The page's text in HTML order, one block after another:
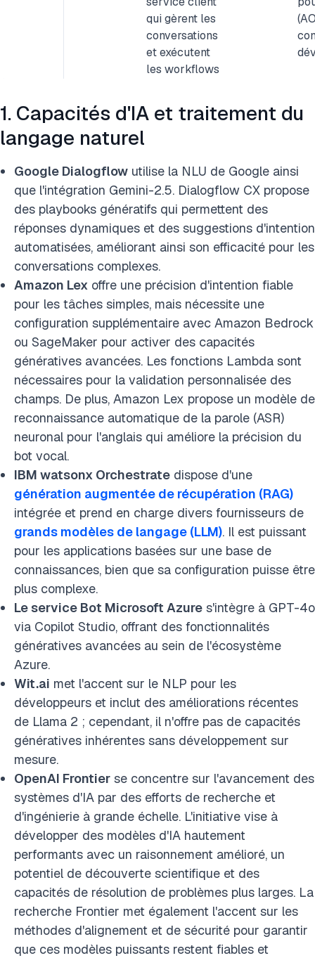
qui gèrent les
conversations
et exécutent
les workflows
1. Capacités d'IA et traitement du
langage naturel
Google Dialogflow utilise la NLU de Google ainsi
que l'intégration Gemini-2.5. Dialogflow CX propose
des playbooks génératifs qui permettent des
réponses dynamiques et des suggestions d'intention
automatisées, améliorant ainsi son efficacité pour les
conversations complexes.
Amazon Lex offre une précision d'intention fiable
pour les tâches simples, mais nécessite une
configuration supplémentaire avec Amazon Bedrock
ou SageMaker pour activer des capacités
génératives avancées. Les fonctions Lambda sont
nécessaires pour la validation personnalisée des
champs. De plus, Amazon Lex propose un modèle de
reconnaissance automatique de la parole (ASR)
neuronal pour l'anglais qui améliore la précision du
bot vocal.
IBM watsonx Orchestrate dispose d'une
génération augmentée de récupération (RAG)
intégrée et prend en charge divers fournisseurs de
grands modèles de langage (LLM). Il est puissant
pour les applications basées sur une base de
connaissances, bien que sa configuration puisse être
plus complexe.
Le service Bot Microsoft Azure s'intègre à GPT-4o
via Copilot Studio, offrant des fonctionnalités
génératives avancées au sein de l'écosystème
Azure.
Wit.ai met l'accent sur le NLP pour les
développeurs et inclut des améliorations récentes
de Llama 2 ; cependant, il n'offre pas de capacités
génératives inhérentes sans développement sur
mesure.
OpenAI Frontier se concentre sur l'avancement des
systèmes d'IA par des efforts de recherche et
d'ingénierie à grande échelle. L'initiative vise à
développer des modèles d'IA hautement
performants avec un raisonnement amélioré, un
potentiel de découverte scientifique et des
capacités de résolution de problèmes plus larges. La
recherche Frontier met également l'accent sur les
méthodes d'alignement et de sécurité pour garantir
que ces modèles puissants restent fiables et